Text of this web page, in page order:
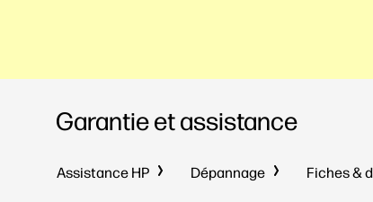
Garantie et assistance
Assistance HP Dépannage Fiches &